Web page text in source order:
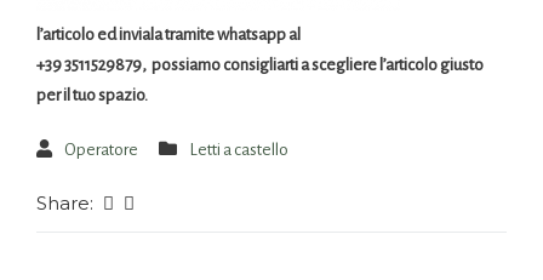
l’articolo ed inviala tramite whatsapp al
+39 3511529879, possiamo consigliarti a scegliere l’articolo giusto
per il tuo spazio.
Operatore Letti a castello
Share: